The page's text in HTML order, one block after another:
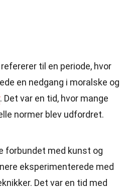
til en periode, hvor
en nedgang i moralske og
. Det var en tid, hvor mange
normer blev udfordret.
forbundet med kunst og
eksperimenterede med
Det var en tid med